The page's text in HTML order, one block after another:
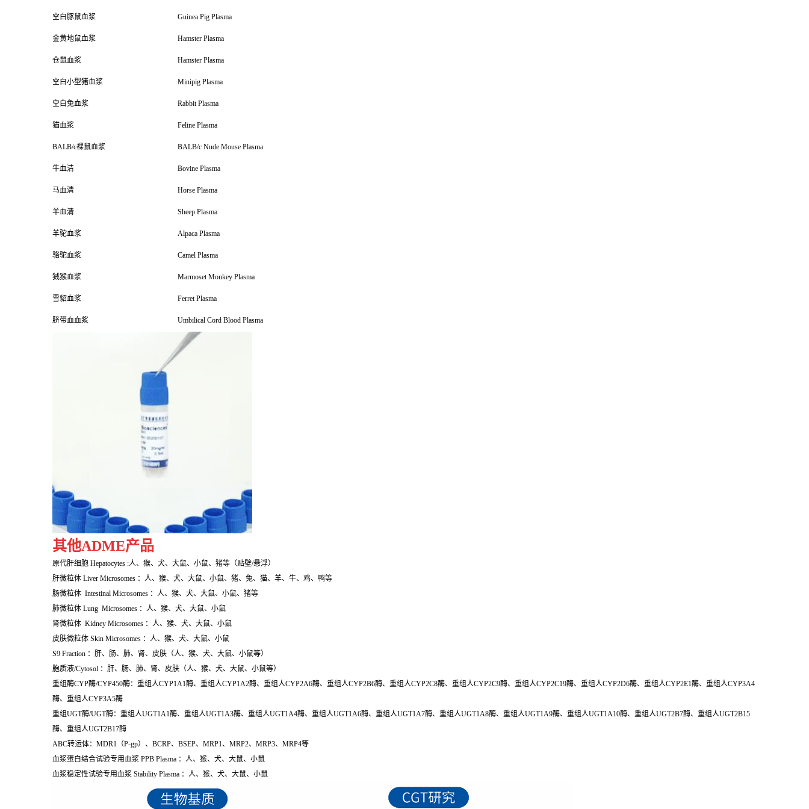
空白豚鼠血浆 Guinea Pig Plasma
金黄地鼠血浆 Hamster Plasma
仓鼠血浆 Hamster Plasma
空白小型猪血浆 Minipig Plasma
空白兔血浆 Rabbit Plasma
猫血浆 Feline Plasma
BALB/c裸鼠血浆 BALB/c Nude Mouse Plasma
牛血清 Bovine Plasma
马血清 Horse Plasma
羊血清 Sheep Plasma
羊驼血浆 Alpaca Plasma
骆驼血浆 Camel Plasma
狨猴血浆 Marmoset Monkey Plasma
雪貂血浆 Ferret Plasma
脐带血血浆 Umbilical Cord Blood Plasma
其他ADME产品
原代肝细胞 Hepatocytes :人、猴、犬、大鼠、小鼠、猪等（贴壁/悬浮）
肝微粒体 Liver Microsomes ：人、猴、犬、大鼠、小鼠、猪、兔、猫、羊、牛、鸡、鸭等
肠微粒体 Intestinal Microsomes ：人、猴、犬、大鼠、小鼠、猪等
肺微粒体 Lung Microsomes ：人、猴、犬、大鼠、小鼠
肾微粒体 Kidney Microsomes ：人、猴、犬、大鼠、小鼠
皮肤微粒体 Skin Microsomes ：人、猴、犬、大鼠、小鼠
S9 Fraction ：肝、肠、肺、肾、皮肤（人、猴、犬、大鼠、小鼠等）
胞质液/Cytosol ：肝、肠、肺、肾、皮肤（人、猴、犬、大鼠、小鼠等）
重组酶CYP酶/CYP450酶：重组人CYP1A1酶、重组人CYP1A2酶、重组人CYP2A6酶、重组人CYP2B6酶、重组人CYP2C8酶、重组人CYP2C9酶、重组人CYP2C19酶、重组人CYP2D6酶、重组人CYP2E1酶、重组人CYP3A4
酶、重组人CYP3A5酶
重组UGT酶/UGT酶：重组人UGT1A1酶、重组人UGT1A3酶、重组人UGT1A4酶、重组人UGT1A6酶、重组人UGT1A7酶、重组人UGT1A8酶、重组人UGT1A9酶、重组人UGT1A10酶、重组人UGT2B7酶、重组人UGT2B15
酶、重组人UGT2B17酶
ABC转运体：MDR1（P-gp）、BCRP、BSEP、MRP1、MRP2、MRP3、MRP4等
血浆蛋白结合试验专用血浆 PPB Plasma ：人、猴、犬、大鼠、小鼠
血浆稳定性试验专用血浆 Stability Plasma ：人、猴、犬、大鼠、小鼠